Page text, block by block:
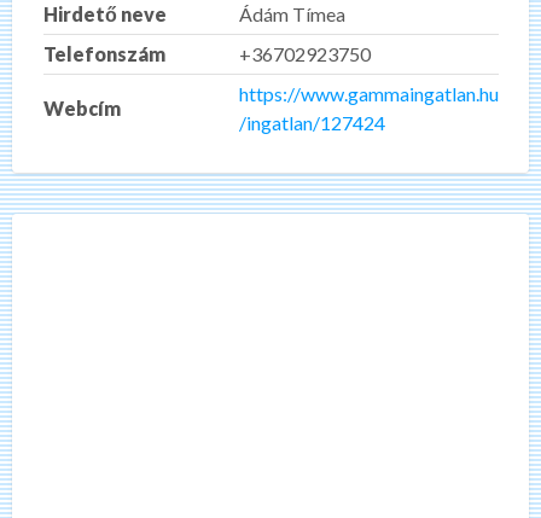
Hirdető neve
Ádám Tímea
Telefonszám
+36702923750
Webcím
https://www.gammaingatlan.hu
/ingatlan/127424